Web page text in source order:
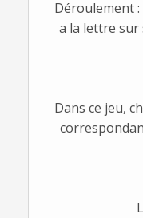
Déroulement
a la lettre sur
Dans ce jeu,